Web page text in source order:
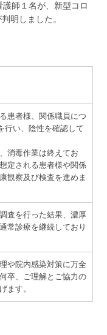
師１名が、新型コロ
明しました。
患者様、関係職員につ
行い、陰性を確認して
消毒作業は終えてお
定される患者様や関係
観察及び検査を進めま
査を行った結果、濃厚
常診療を継続しており
や院内感染対策に万全
卒、ご理解とご協力の
ます。